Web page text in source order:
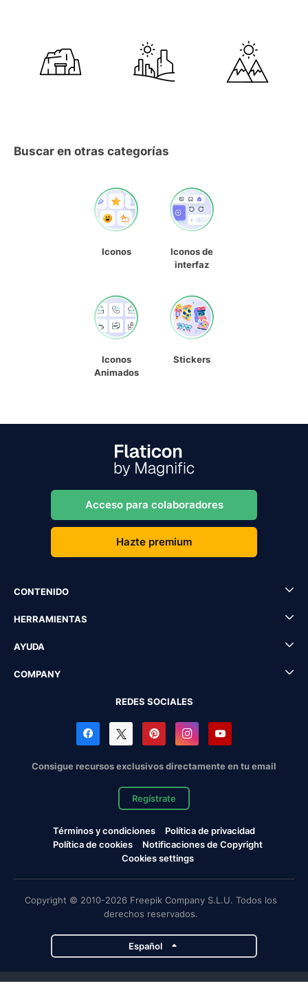
Buscar en otras categorías
Iconos
Iconos de
interfaz
Iconos
Animados
Stickers
Acceso para colaboradores
Hazte premium
CONTENIDO
HERRAMIENTAS
AYUDA
COMPANY
REDES SOCIALES
Consigue recursos exclusivos directamente en tu email
Regístrate
Términos y condiciones
Política de privacidad
Política de cookies
Notificaciones de Copyright
Cookies settings
Copyright © 2010-2026 Freepik Company S.L.U. Todos los
derechos reservados.
Español